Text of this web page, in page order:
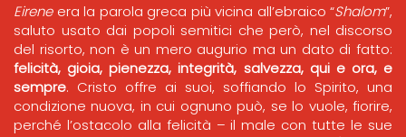
Eirene era la parola greca più vicina all’ebraico “Shalom”,
saluto usato dai popoli semitici che però, nel discorso
del risorto, non è un mero augurio ma un dato di fatto:
felicità, gioia, pienezza, integrità, salvezza, qui e ora, e
sempre. Cristo offre ai suoi, soffiando lo Spirito, una
condizione nuova, in cui ognuno può, se lo vuole, fiorire,
perché l’ostacolo alla felicità – il male con tutte le sue